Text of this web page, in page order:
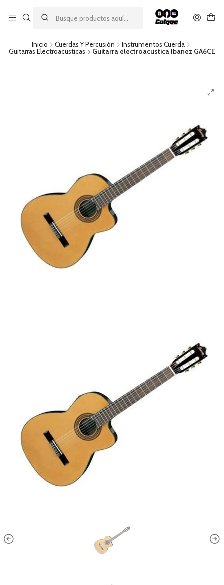
descuento por pago con transferencia bancaria
por una compra mínima de $49.990. Este descuento no es
acumulable a otras promociones ni aplicable a gastos de envío.
Inicio Cuerdas Y Percusión
Instrumentos Cuerda
Guitarras Electroacusticas
Guitarra electroacustica Ibanez GA6CE